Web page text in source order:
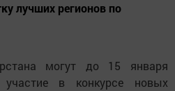
лучших регионов по
могут до 15 января
в конкурсе новых